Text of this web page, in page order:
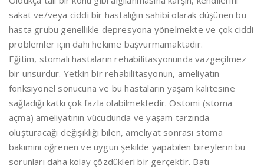
sakat ve/veya ciddi bir hastalığın sahibi olarak düşünen bu
hasta grubu genellikle depresyona yönelmekte ve çok ciddi
problemler için dahi hekime başvurmamaktadır.
Eğitim, stomalı hastaların rehabilitasyonunda vazgeçilmez
bir unsurdur. Yetkin bir rehabilitasyonun, ameliyatın
fonksiyonel sonucuna ve bu hastaların yaşam kalitesine
sağladığı katkı çok fazla olabilmektedir. Ostomi (stoma
açma) ameliyatının vücudunda ve yaşam tarzında
oluşturacağı değişikliği bilen, ameliyat sonrası stoma
bakımını öğrenen ve uygun şekilde yapabilen bireylerin bu
sorunları daha kolay çözdükleri bir gerçektir. Batı